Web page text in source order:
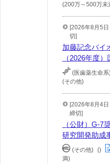
(200万～500万未
[2026年8月5日
切]
加藤記念バイ
（2026年度
(医歯薬生命系
(その他)
[2026年8月4日
締切]
（公財）G-
研究開発助成
(その他) ()
満)